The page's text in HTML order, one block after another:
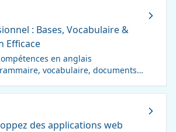
: Bases, Vocabulaire &
Efficace
en anglais
vocabulaire, documents
des applications web